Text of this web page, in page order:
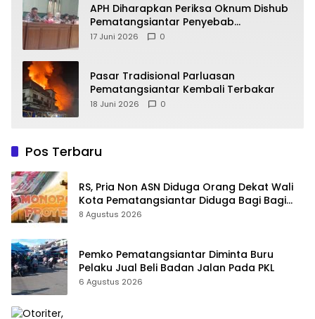
APH Diharapkan Periksa Oknum Dishub
Pematangsiantar Penyebab
Kebocoran PAD Retribusi Parkir
17 Juni 2026 0
Pasar Tradisional Parluasan
Pematangsiantar Kembali Terbakar
18 Juni 2026 0
Pos Terbaru
RS, Pria Non ASN Diduga Orang Dekat Wali
Kota Pematangsiantar Diduga Bagi Bagi
Proyek ke Kontraktor
8 Agustus 2026
Pemko Pematangsiantar Diminta Buru
Pelaku Jual Beli Badan Jalan Pada PKL
6 Agustus 2026